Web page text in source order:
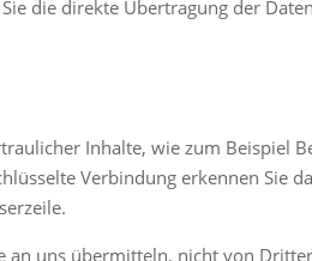
die direkte Übertragung der
Inhalte, wie zum Beispiel
Verbindung erkennen Sie
an uns übermitteln, nicht von